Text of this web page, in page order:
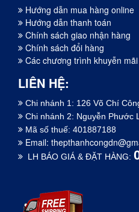
Hướng dẫn mua hàng online
Hướng dẫn thanh toán
Chính sách giao nhận hàng
Chính sách đổi hàng
Các chương trình khuyễn mãi
LIÊN HỆ:
Chi nhánh 1: 126 Võ Chí
Chi nhánh 2: Nguyễn Phước
Mã số thuế: 401887188
Email:
LH BÁO GIÁ & ĐẶT HÀNG: